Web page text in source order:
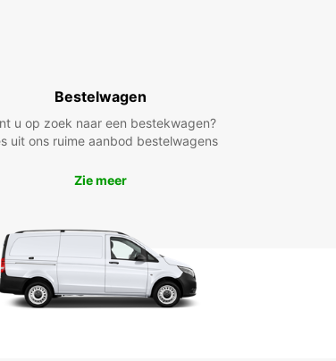
een ruime gezinswagen, een
het allemaal.
uit verschillende types voertuigen,
en hybride modellen, evenals
en behoeften past.
eenvoudig online reserveren en
afhaalpunten in het stadscentrum,
bij het treinstation. Europcar biedt
Bestelwagen
u op zoek naar een bestekwagen?
uit ons ruime aanbod bestelwagens
Zie meer